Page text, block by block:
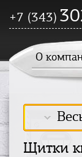
+7 (343)
О
Щитки